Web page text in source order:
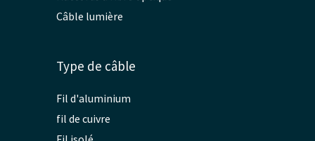
Câble lumière
Type de câble
Fil d'aluminium
fil de cuivre